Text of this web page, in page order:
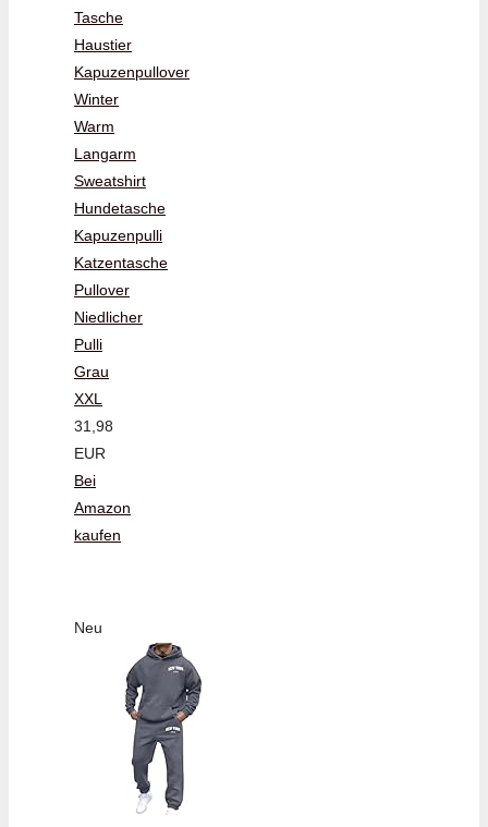
Tasche
Haustier
Kapuzenpullover
Winter
Warm
Langarm
Sweatshirt
Hundetasche
Kapuzenpulli
Katzentasche
Pullover
Niedlicher
Pulli
Grau
XXL
31,98
EUR
Bei
Amazon
kaufen
Neu